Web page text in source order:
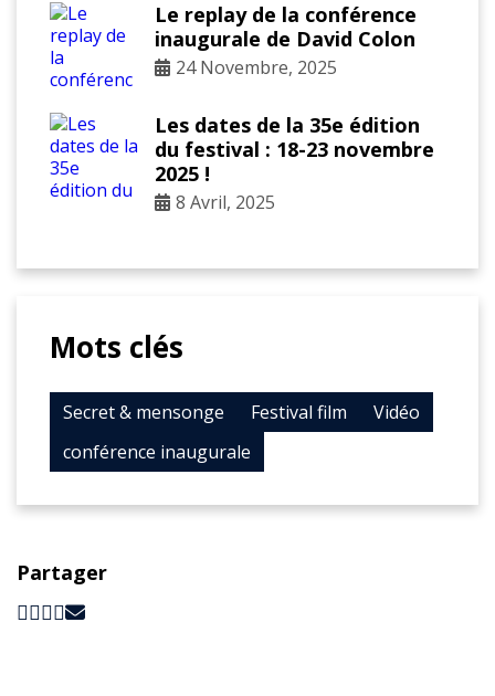
Le replay de la conférence
inaugurale de David Colon
24 Novembre, 2025
Les dates de la 35e édition
du festival : 18-23 novembre
2025 !
8 Avril, 2025
Mots clés
Secret & mensonge Festival film
Vidéo
conférence inaugurale
Partager